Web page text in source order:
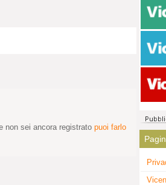
non sei ancora registrato puoi farlo